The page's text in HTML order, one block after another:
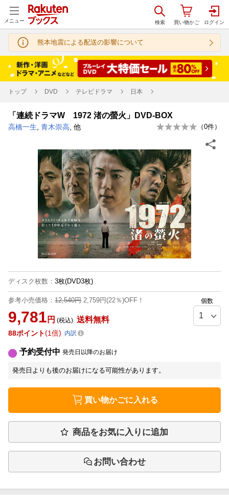
メニュー
熊本地震による配送の影響について
トップ DVD テレビドラマ 日本
「連続ドラマW 1972 渚の螢火」DVD-BOX
高橋一生 青木崇高 , 他 （0件）
ディスク枚数 ： 3枚(DVD3枚)
参考小売価格： 12,540円 2,759円(22％)OFF！
9,781 円 (税込) 送料無料
個数
88ポイント 1倍 内訳
予約受付中 発売日以降のお届け
発売日よりも後のお届けになる可能性があります。
買い物かごに入れる
商品をお気に入りに追加
お問い合わせ